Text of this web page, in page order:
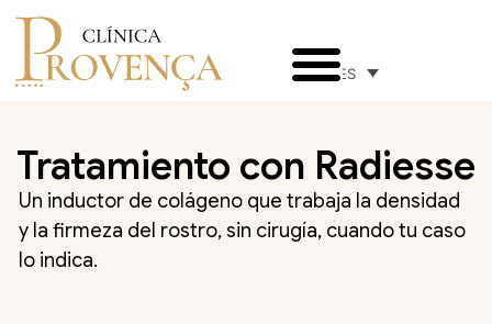
ES
Tratamiento con Radiesse
Un inductor de colágeno que trabaja la densidad
y la firmeza del rostro, sin cirugía, cuando tu caso
lo indica.